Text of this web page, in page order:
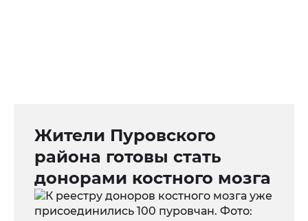
Жители Пуровского
района готовы стать
донорами костного мозга